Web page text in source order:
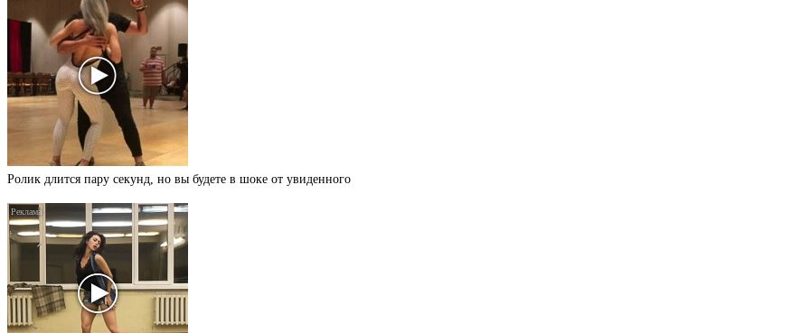
Ролик длится пару секунд, но вы будете в шоке от увиденного